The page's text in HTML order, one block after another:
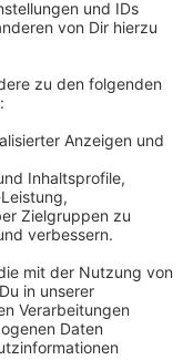
eines
kann
Sie die
Sie der
um dieses